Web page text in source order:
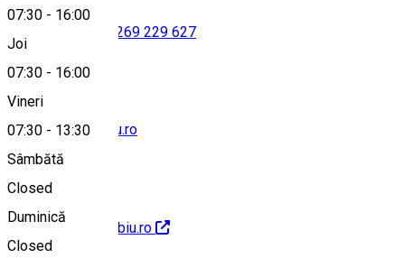
07:30 - 16:00
Joi
07:30 - 16:00
Vineri
07:30 - 13:30
Sâmbătă
Closed
Duminică
Closed
0269 229 627
casacultura@sibiu.ro
http://www.ccmsibiu.ro